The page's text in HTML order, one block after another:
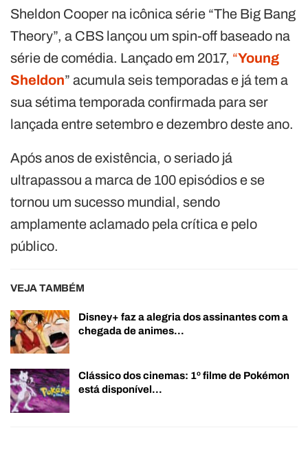
Sheldon Cooper na icônica série “The Big Bang
Theory”, a CBS lançou um spin-off baseado na
série de comédia. Lançado em 2017, “Young
Sheldon” acumula seis temporadas e já tem a
sua sétima temporada confirmada para ser
lançada entre setembro e dezembro deste ano.
Após anos de existência, o seriado já
ultrapassou a marca de 100 episódios e se
tornou um sucesso mundial, sendo
amplamente aclamado pela crítica e pelo
público.
VEJA TAMBÉM
Disney+ faz a alegria dos assinantes com a
chegada de animes…
Clássico dos cinemas: 1º filme de Pokémon
está disponível…